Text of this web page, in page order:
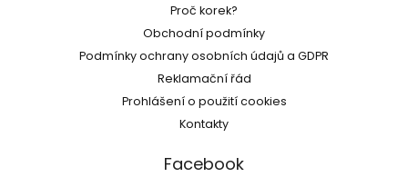
Proč korek?
Obchodní podmínky
Podmínky ochrany osobních údajů a GDPR
Reklamační řád
Prohlášení o použití cookies
Kontakty
Facebook